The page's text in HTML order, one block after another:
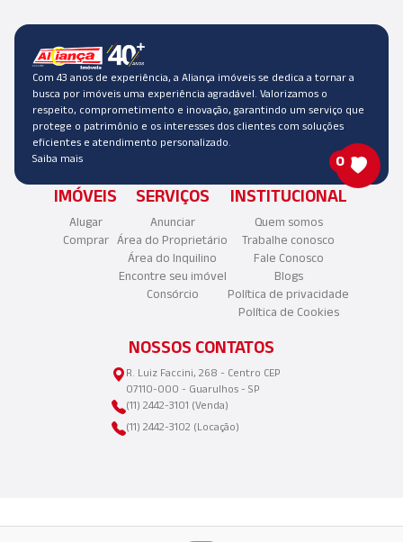
Com 43 anos de experiência, a Aliança imóveis se dedica a tornar a
busca por imóveis uma experiência agradável. Valorizamos o
respeito, comprometimento e inovação, garantindo um serviço que
protege o patrimônio e os interesses dos clientes com soluções
eficientes e atendimento personalizado.
Saiba mais
IMÓVEIS
Alugar
Comprar
SERVIÇOS
Anunciar
Área do Proprietário
Área do Inquilino
Encontre seu imóvel
Consórcio
INSTITUCIONAL
Quem somos
Trabalhe conosco
Fale Conosco
Blogs
Política de privacidade
Política de Cookies
NOSSOS CONTATOS
R. Luiz Faccini, 268 - Centro CEP
07110-000 - Guarulhos - SP
(11) 2442-3101 (Venda)
(11) 2442-3102 (Locação)
0